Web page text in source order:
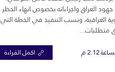
العراق واجراءاته بخصوص انهاء الحظر
العراقية، ونسب التنفيذ في الخطة التي
متطلبات...
اكمل القراءة